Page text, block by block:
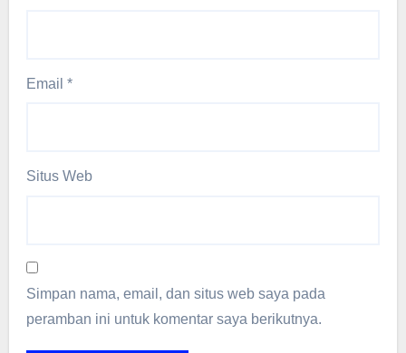
Email *
Situs Web
Simpan nama, email, dan situs web saya pada
peramban ini untuk komentar saya berikutnya.